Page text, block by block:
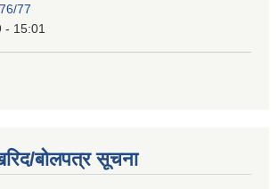
77
- 15:01
बोलपत्र सूचना